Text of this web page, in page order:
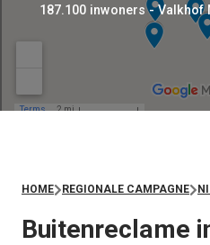
187.100 inwoners - Valkhof
HOME REGIONALE CAMPAGNE
Buitenreclame